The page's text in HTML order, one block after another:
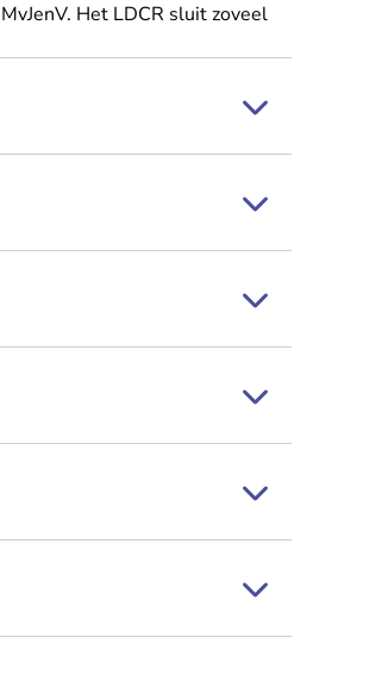
Het LDCR sluit zoveel